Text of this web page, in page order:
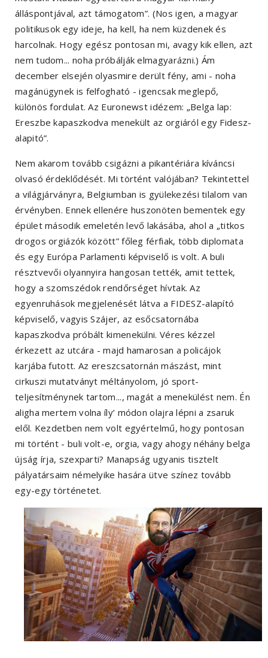
álláspontjával, azt támogatom”. (Nos igen, a magyar
politikusok egy ideje, ha kell, ha nem küzdenek és
harcolnak. Hogy egész pontosan mi, avagy kik ellen, azt
nem tudom... noha próbálják elmagyarázni.) Ám
december elsején olyasmire derült fény, ami - noha
magánügynek is felfogható - igencsak meglepő,
különös fordulat. Az Euronewst idézem: „Belga lap:
Ereszbe kapaszkodva menekült az orgiáról egy Fidesz-
alapitó”.
Nem akarom tovább csigázni a pikantériára kíváncsi
olvasó érdeklődését. Mi történt valójában? Tekintettel
a világjárványra, Belgiumban is gyülekezési tilalom van
érvényben. Ennek ellenére huszonöten bementek egy
épület második emeletén levő lakásába, ahol a „titkos
drogos orgiázók között” főleg férfiak, több diplomata
és egy Európa Parlamenti képviselő is volt. A buli
résztvevői olyannyira hangosan tették, amit tettek,
hogy a szomszédok rendőrséget hívtak. Az
egyenruhások megjelenését látva a FIDESZ-alapító
képviselő, vagyis Szájer, az esőcsatornába
kapaszkodva próbált kimenekülni. Véres kézzel
érkezett az utcára - majd hamarosan a policájok
karjába futott. Az ereszcsatornán mászást, mint
cirkuszi mutatványt méltányolom, jó sport-
teljesítménynek tartom..., magát a menekülést nem. Én
aligha mertem volna íly’ módon olajra lépni a zsaruk
elől. Kezdetben nem volt egyértelmű, hogy pontosan
mi történt - buli volt-e, orgia, vagy ahogy néhány belga
újság írja, szexparti? Manapság ugyanis tisztelt
pályatársaim némelyike hasára ütve színez tovább
egy-egy történetet.